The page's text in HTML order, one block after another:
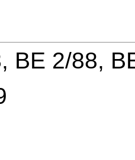
BE 2/88,